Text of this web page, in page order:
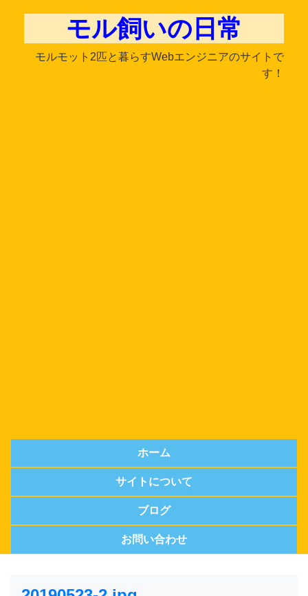
モル飼いの日常
モルモット2匹と暮らすWebエンジニアのサイトで
す！
ホーム
サイトについて
ブログ
お問い合わせ